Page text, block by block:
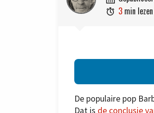
 3 min lezen
De populaire pop
Dat is de conclusie